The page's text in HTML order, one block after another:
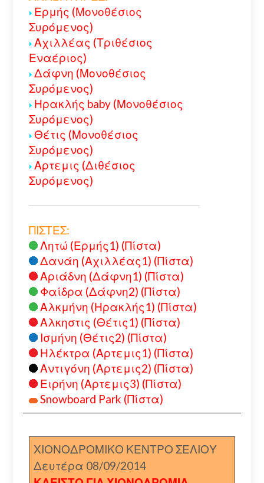
Ερμής (Μονοθέσιος
Συρόμενος)
Αχιλλέας (Τριθέσιος
Εναέριος)
Δάφνη (Μονοθέσιος
Συρόμενος)
Ηρακλής baby (Μονοθέσιος
Συρόμενος)
Θέτις (Μονοθέσιος
Συρόμενος)
Αρτεμις (Διθέσιος
Συρόμενος)
ΠΙΣΤΕΣ:
Λητώ (Ερμής1) (Πίστα)
Δανάη (Αχιλλέας1) (Πίστα)
Αριάδνη (Δάφνη1) (Πίστα)
Φαίδρα (Δάφνη2) (Πίστα)
Αλκμήνη (Ηρακλής1) (Πίστα)
Αλκηστις (Θέτις1) (Πίστα)
Ισμήνη (Θέτις2) (Πίστα)
Ηλέκτρα (Αρτεμις1) (Πίστα)
Αντιγόνη (Αρτεμις2) (Πίστα)
Ειρήνη (Αρτεμις3) (Πίστα)
Snowboard Park (Πίστα)
ΧΙΟΝΟΔΡΟΜΙΚΟ ΚΕΝΤΡΟ ΣΕΛΙΟΥ
Δευτέρα 08/09/2014